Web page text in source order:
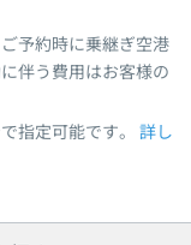
予約時に乗継ぎ空港
伴う費用はお客様の
指定可能です。
詳し